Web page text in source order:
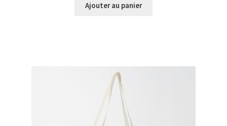
Ajouter au panier